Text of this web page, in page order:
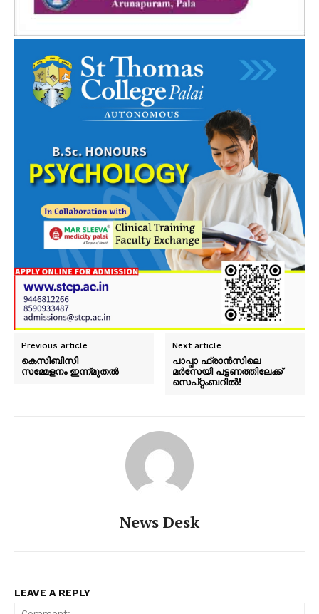
PALA VISION
Previous article
കെസിബിസി
സമ്മേളനം ഇന്ന്മുതൽ
Next article
പാപ്പാ ഫ്രാൻസിലെ
മർസേയി പട്ടണത്തിലേക്ക്
സെപ്റ്റംബറിൽ!
News Desk
LEAVE A REPLY